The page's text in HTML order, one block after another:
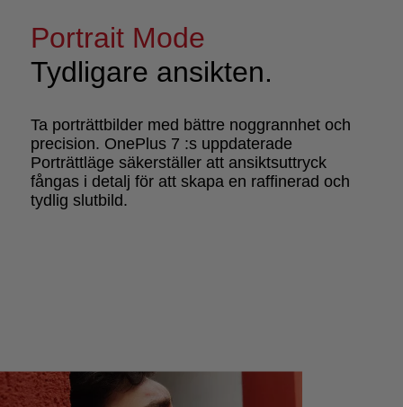
Portrait Mode
Tydligare ansikten.
Ta porträttbilder med bättre noggrannhet och
precision. OnePlus 7 :s uppdaterade
Porträttläge säkerställer att ansiktsuttryck
fångas i detalj för att skapa en raffinerad och
tydlig slutbild.